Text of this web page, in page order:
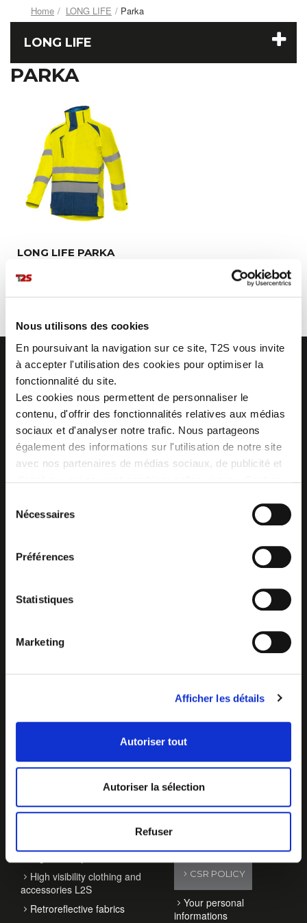
Nous utilisons des cookies
En poursuivant la navigation sur ce site, T2S vous invite
à accepter l'utilisation des cookies pour optimiser la
fonctionnalité du site.
Les cookies nous permettent de personnaliser le
contenu, d'offrir des fonctionnalités relatives aux médias
sociaux et d'analyser notre trafic. Nous partageons
également des informations sur l'utilisation de notre site
avec nos partenaires de médias sociaux, de publicité et
collectées lors de votre utilisation de leurs services.
Nécessaires
Préférences
Statistiques
Marketing
Afficher les détails
Autoriser tout
Autoriser la sélection
Refuser
Home LONG LIFE Parka
LONG LIFE
PARKA
LONG LIFE PARKA
Z.I. La Vaure - B.P. 20930
42290 SORBIERS - France
Tél. : + 33 4 77 53 05 05
Contactez-nous !
Plan d'accès
OUR ACTIVITIES
Vehicle consipicuity
products
High visibility PPE
High visibility clothing and
accessories L2S
Retroreflective fabrics
ABOUT T2S
T2S
CSR POLICY
Your personal
informations